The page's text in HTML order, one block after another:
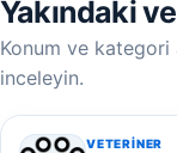
Yakındaki
Konum ve kategori
inceleyin.
VETERINER